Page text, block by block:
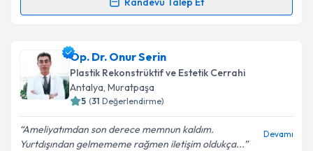
Takvim Talebini Gönder
Randevu Takvimi Talebi
Op. Dr. Sibel Atalayiçin randevu takvimi talebi
oluşturun. Size bu uzmandan randevu almanız için bir
takvim hazırlandığında e-posta ile bilgilendireceğiz.
Op. Dr. Onur Serin
Plastik Rekonstrüktif ve Estetik Cerrahi
Antalya, Muratpaşa
5 (31 Değerlendirme)
Ameliyatımdan son derece memnun kaldım.
Yurtdışından gelmememe rağmen iletişim oldukça...
Devamı